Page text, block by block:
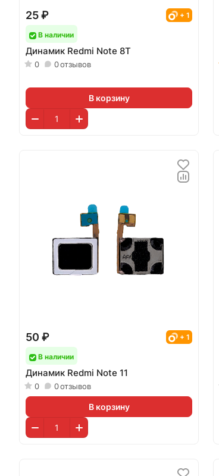
25 ₽ + 1
В наличии
Динамик Redmi Note 8T
0 0отзывов
В корзину
50 ₽ + 1
В наличии
Динамик Redmi Note 11
0 0отзывов
В корзину